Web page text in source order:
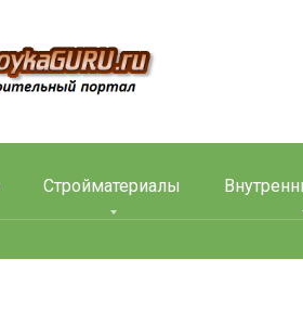
Стройматериалы